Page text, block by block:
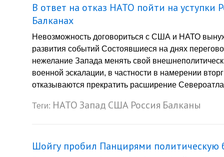
В ответ на отказ НАТО пойти на уступки
Балканах
Невозможность договориться с США и НАТО
развития событий Состоявшиеся на днях
нежелание Запада менять свой
военной эскалации, в частности в намерении
отказываются прекратить расширение
Теги: НАТО Запад США Россия Балканы
Шойгу пробил Панцирями политическую